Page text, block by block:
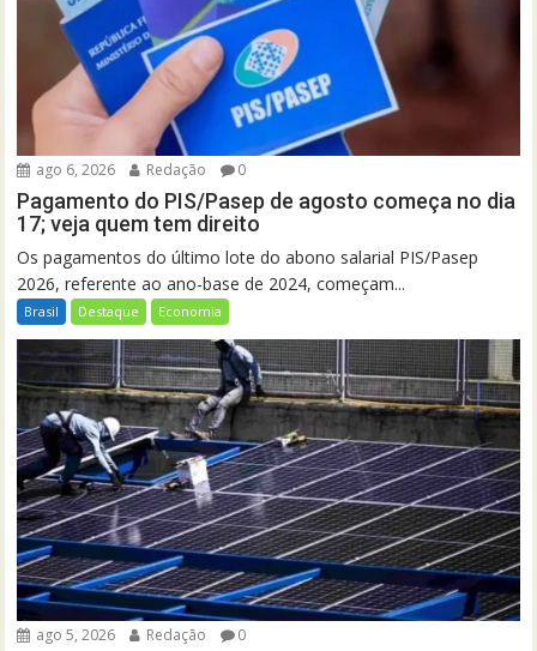
ago 6, 2026 Redação 0
Pagamento do PIS/Pasep de agosto começa no dia
17; veja quem tem direito
Os pagamentos do último lote do abono salarial PIS/Pasep
2026, referente ao ano-base de 2024, começam...
Brasil Destaque Economia
ago 5, 2026 Redação 0